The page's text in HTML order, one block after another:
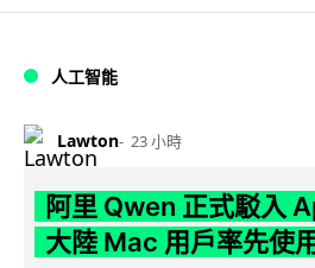
人工智能
Lawton 23 小時
阿里 Qwen 正式駁入
大陸 Mac 用戶率先使用